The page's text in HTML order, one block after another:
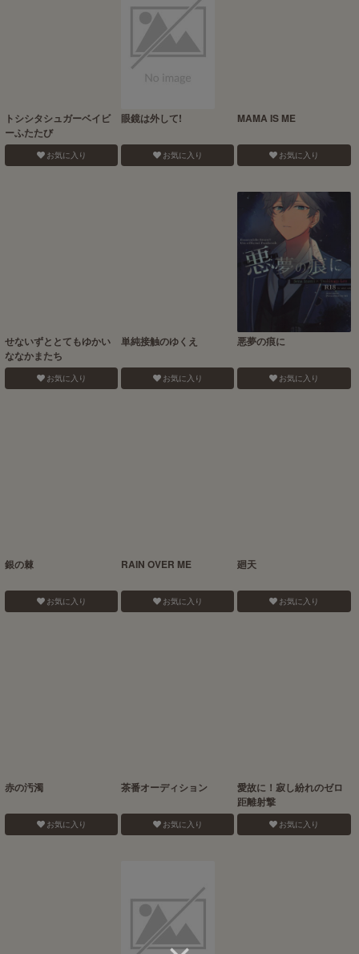
トシシタシュガーベイビ
ーふたたび
お気に入り
眼鏡は外して!
お気に入り
MAMA IS ME
お気に入り
せないずととてもゆかい
ななかまたち
お気に入り
単純接触のゆくえ
お気に入り
悪夢の痕に
お気に入り
銀の棘
お気に入り
RAIN OVER ME
お気に入り
廻天
お気に入り
赤の汚濁
お気に入り
茶番オーディション
お気に入り
愛故に！寂し紛れのゼロ
距離射撃
お気に入り